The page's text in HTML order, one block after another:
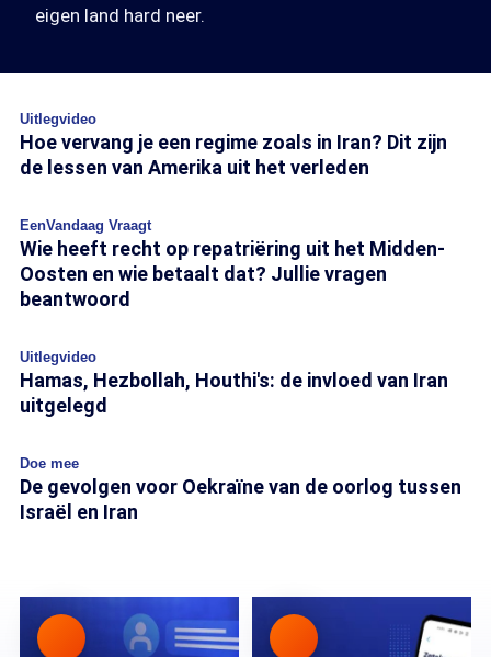
eigen land hard neer.
Uitlegvideo
Hoe vervang je een regime zoals in Iran? Dit zijn
de lessen van Amerika uit het verleden
EenVandaag Vraagt
Wie heeft recht op repatriëring uit het Midden-
Oosten en wie betaalt dat? Jullie vragen
beantwoord
Uitlegvideo
Hamas, Hezbollah, Houthi's: de invloed van Iran
uitgelegd
Doe mee
De gevolgen voor Oekraïne van de oorlog tussen
Israël en Iran